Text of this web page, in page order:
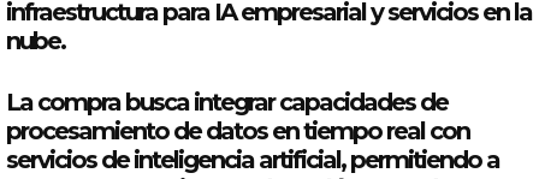
infraestructuraparaIAempresarial y servicios en la
nube.
La compra busca integrar capacidades de
procesamiento de datos en tiempo real con
servicios de inteligencia artificial, permitiendo a